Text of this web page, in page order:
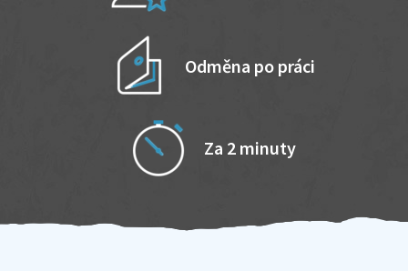
Odměna po práci
Za 2 minuty